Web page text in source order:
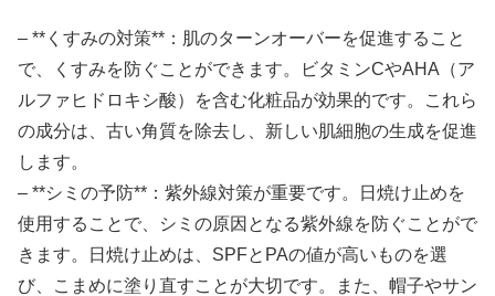
– **くすみの対策**：肌のターンオーバーを促進すること
で、くすみを防ぐことができます。ビタミンCやAHA（ア
ルファヒドロキシ酸）を含む化粧品が効果的です。これら
の成分は、古い角質を除去し、新しい肌細胞の生成を促進
します。
– **シミの予防**：紫外線対策が重要です。日焼け止めを
使用することで、シミの原因となる紫外線を防ぐことがで
きます。日焼け止めは、SPFとPAの値が高いものを選
び、こまめに塗り直すことが大切です。また、帽子やサン